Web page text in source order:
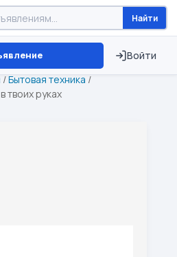
Найти
Войти
Брест ⏱ ТОЛЬКО 15 ДНЕЙ
/Бытовая техника /
твоих руках